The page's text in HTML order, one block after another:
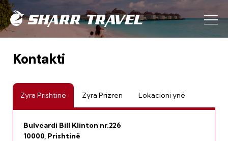
Kontakti
Zyra Prishtinë Zyra Prizren Lokacioni ynë
Bulveardi Bill Klinton nr.226
10000, Prishtinë